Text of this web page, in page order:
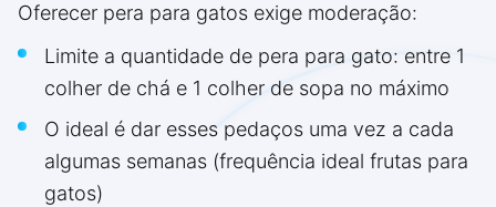
Oferecer pera para gatos exige moderação:
Limite a quantidade de pera para gato: entre 1
colher de chá e 1 colher de sopa no máximo
O ideal é dar esses pedaços uma vez a cada
algumas semanas (frequência ideal frutas para
gatos)